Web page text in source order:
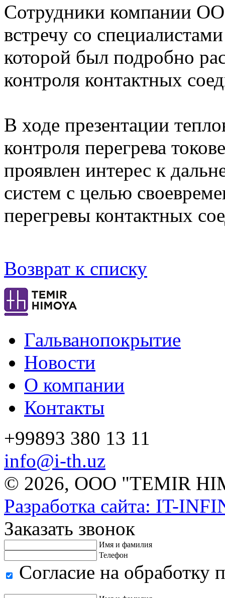
Сотрудники компании
встречу со
которой был подробно
контроля контактных
В ходе презентации
контроля перегрева
проявлен интерес к
систем с целью
перегревы контактных
Возврат к списку
Гальванопокрытие
Новости
О компании
Контакты
+99893 380 13 11
info@i-th.uz
© 2026, ООО "TEMIR
Разработка сайта: IT-
Заказать звонок
Имя и фамилия
Телефон
Согласие на обработку